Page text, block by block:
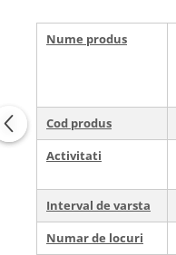
Nume produs
Cod produs
Activitati
Interval de varsta
Numar de locuri